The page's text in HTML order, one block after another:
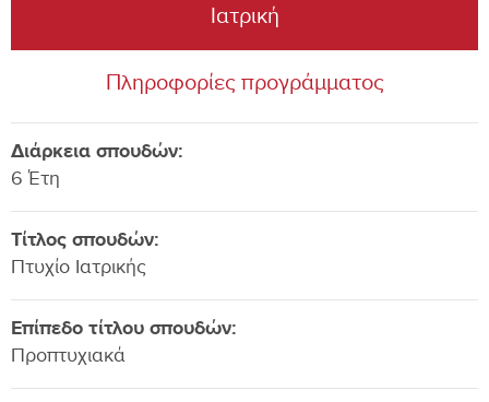
Ιατρική
Πληροφορίες προγράμματος
Διάρκεια σπουδών:
6 Έτη
Τίτλος σπουδών:
Πτυχίο Ιατρικής
Επίπεδο τίτλου σπουδών:
Προπτυχιακά